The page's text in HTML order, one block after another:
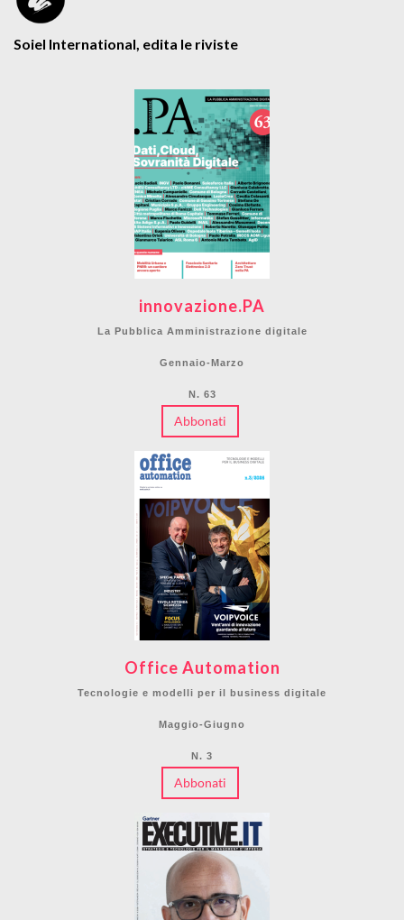
Soiel International, edita le riviste
innovazione.PA
La Pubblica Amministrazione digitale
Gennaio-Marzo
N. 63
Abbonati
Office Automation
Tecnologie e modelli per il business digitale
Maggio-Giugno
N. 3
Abbonati